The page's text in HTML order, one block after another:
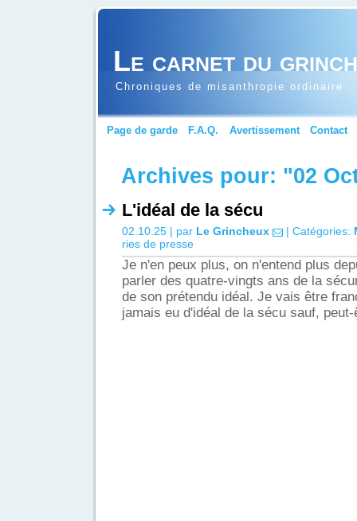
Le carnet du
Chroniques de misanthropie ordinaire
Page de garde F.A.Q. Avertissement Contact
Archives pour: "02
L'idéal de la sécu
02.10.25 | par Le Grincheux | Catégories:
ries de presse
Je n'en peux plus, on n'entend plus
parler des quatre-vingts ans de la
de son prétendu idéal. Je vais être
jamais eu d'idéal de la sécu sauf,